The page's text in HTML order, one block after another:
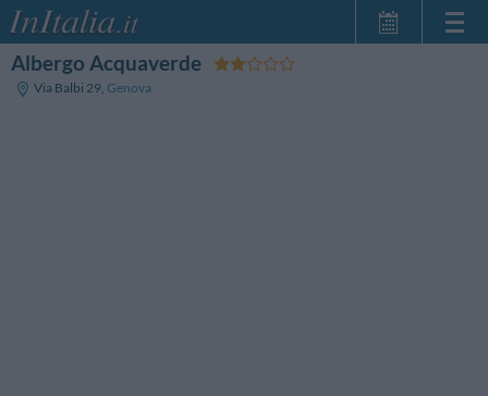
Albergo Acquaverde
Via Balbi 29, Genova